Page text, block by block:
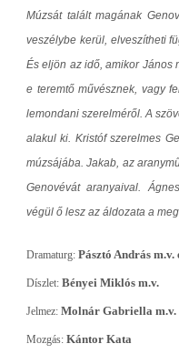
Múzsát talált magának
veszélybe kerül, elveszítheti
És eljön az idő, amikor János
e teremtő művésznek, vagy
lemondani szerelméről. A
alakul ki. Kristóf szerelmes
múzsájába. Jakab, az
Genovévát aranyaival.
végül ő lesz az áldozata a
Dramaturg: Pásztó András
Díszlet: Bényei Miklós m.v.
Jelmez: Molnár Gabriella m.v.
Mozgás: Kántor Kata